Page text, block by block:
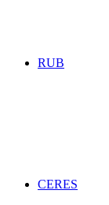
RUB
CERES